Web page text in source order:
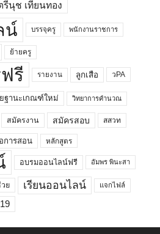
รีนุช เทียนทอง
น์ บรรจุครู พนักงานราชการ
ย้ายครู
รี รายงาน ลูกเสือ วPA
ฐานะเกณฑ์ใหม่ วิทยาการคำนวณ
สมัครงาน สมัครสอบ สสวท
การสอน หลักสูตร
อบรมออนไลน์ฟรี อัมพร พินะสา
ย เรียนออนไลน์ แจกไฟล์